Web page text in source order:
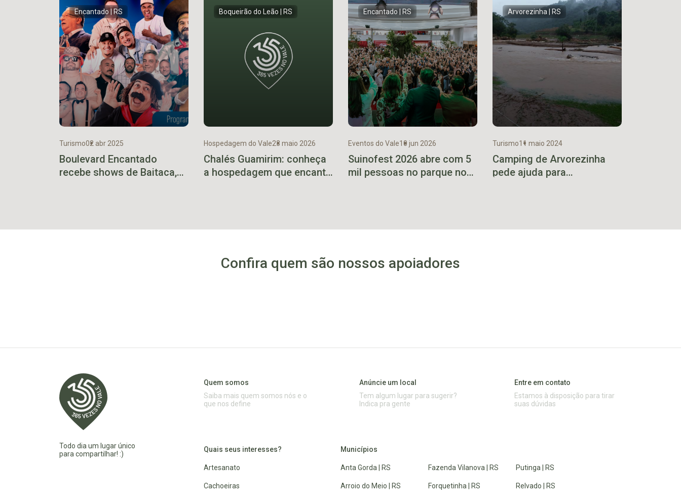
Encantado | RS
Turismo02 abr 2025
Boulevard Encantado
recebe shows de Baitaca,
Boqueirão do Leão | RS
Hospedagem do Vale23 maio 2026
Chalés Guamirim: conheça
a hospedagem que encanta
Encantado | RS
Eventos do Vale10 jun 2026
Suinofest 2026 abre com 5
mil pessoas no parque no
Arvorezinha | RS
Turismo11 maio 2024
Camping de Arvorezinha
pede ajuda para
Confira quem são nossos apoiadores
Todo dia um lugar único
para compartilhar! :)
Quem somos
Saiba mais quem somos nós e o
que nos define
Anúncie um local
Tem algum lugar para sugerir?
Indica pra gente
Entre em contato
Estamos à disposição para tirar
suas dúvidas
Quais seus interesses?
Artesanato
Cachoeiras
Municípios
Anta Gorda | RS
Arroio do Meio | RS
Fazenda Vilanova | RS
Forquetinha | RS
Putinga | RS
Relvado | RS